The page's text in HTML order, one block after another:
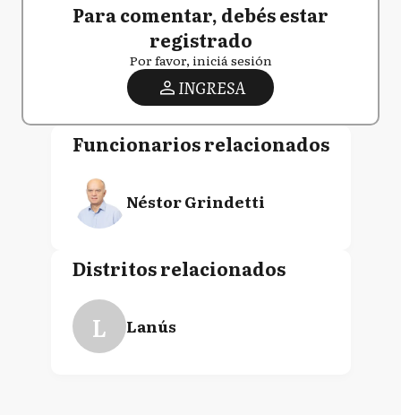
Para comentar, debés estar
registrado
Por favor, iniciá sesión
INGRESA
Funcionarios relacionados
Néstor Grindetti
Distritos relacionados
L Lanús